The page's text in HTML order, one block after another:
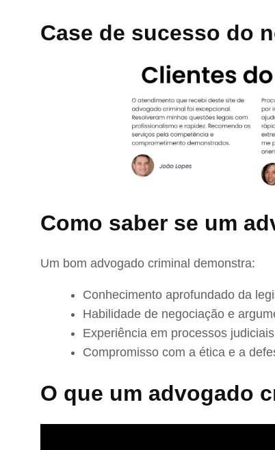
Case de sucesso do
Como saber se um
Um bom advogado criminal demonstra:
Conhecimento aprofundado da
Habilidade de negociação e
Experiência em processos
Compromisso com a ética e a
O que um advogado